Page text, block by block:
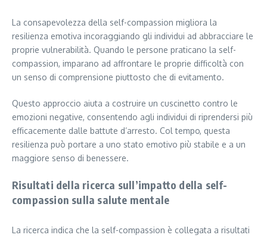
La consapevolezza della self-compassion migliora la
resilienza emotiva incoraggiando gli individui ad abbracciare le
proprie vulnerabilità. Quando le persone praticano la self-
compassion, imparano ad affrontare le proprie difficoltà con
un senso di comprensione piuttosto che di evitamento.
Questo approccio aiuta a costruire un cuscinetto contro le
emozioni negative, consentendo agli individui di riprendersi più
efficacemente dalle battute d’arresto. Col tempo, questa
resilienza può portare a uno stato emotivo più stabile e a un
maggiore senso di benessere.
Risultati della ricerca sull’impatto della self-
compassion sulla salute mentale
La ricerca indica che la self-compassion è collegata a risultati